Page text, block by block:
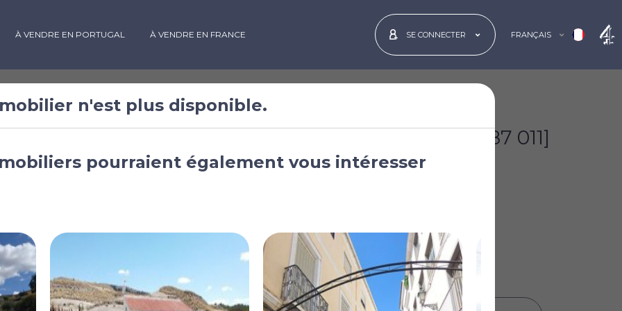
À VENDRE EN PORTUGAL À VENDRE EN FRANCE SE CONNECTER FRANÇAIS
à vendre à
[£87 011]
n'est plus disponible.
pourraient également vous intéresser